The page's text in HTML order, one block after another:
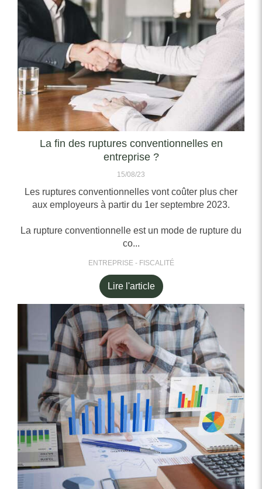
La fin des ruptures conventionnelles en
entreprise ?
15/08/23
Les ruptures conventionnelles vont coûter plus cher
aux employeurs à partir du 1er septembre 2023.
La rupture conventionnelle est un mode de rupture du
co...
ENTREPRISE - FISCALITÉ
Lire l'article